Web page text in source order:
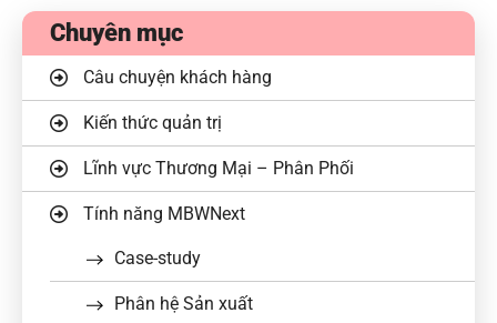
Chuyên mục
Câu chuyện khách hàng
Kiến thức quản trị
Lĩnh vực Thương Mại – Phân Phối
Tính năng MBWNext
Case-study
Phân hệ Sản xuất